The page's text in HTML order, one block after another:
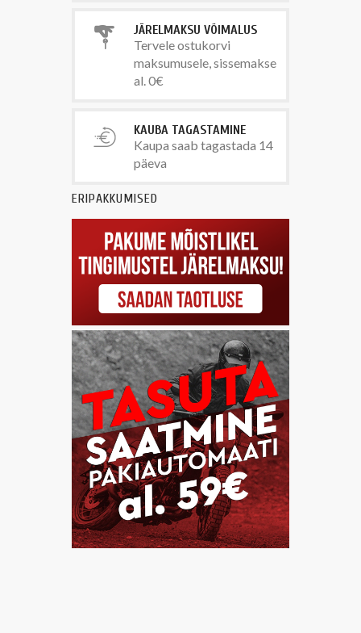
JÄRELMAKSU VÕIMALUS
Tervele ostukorvi
maksumusele, sissemakse
al. 0€
KAUBA TAGASTAMINE
Kaupa saab tagastada 14
päeva
ERIPAKKUMISED